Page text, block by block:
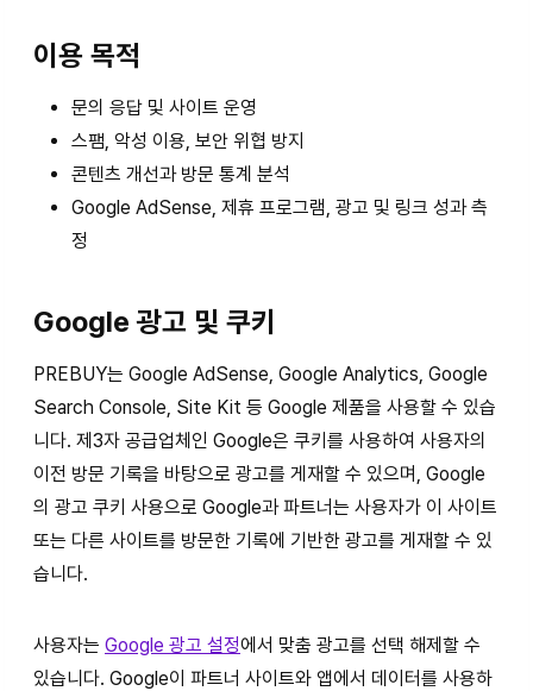
이용 목적
문의 응답 및 사이트 운영
스팸, 악성 이용, 보안 위협 방지
콘텐츠 개선과 방문 통계 분석
Google AdSense, 제휴 프로그램, 광고 및 링크 성과 측
정
Google 광고 및 쿠키
PREBUY는 Google AdSense, Google Analytics, Google
Search Console, Site Kit 등 Google 제품을 사용할 수 있습
니다. 제3자 공급업체인 Google은 쿠키를 사용하여 사용자의
이전 방문 기록을 바탕으로 광고를 게재할 수 있으며, Google
의 광고 쿠키 사용으로 Google과 파트너는 사용자가 이 사이트
또는 다른 사이트를 방문한 기록에 기반한 광고를 게재할 수 있
습니다.
사용자는 Google 광고 설정에서 맞춤 광고를 선택 해제할 수
있습니다. Google이 파트너 사이트와 앱에서 데이터를 사용하